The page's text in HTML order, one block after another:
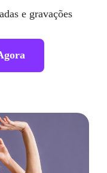
e gravações